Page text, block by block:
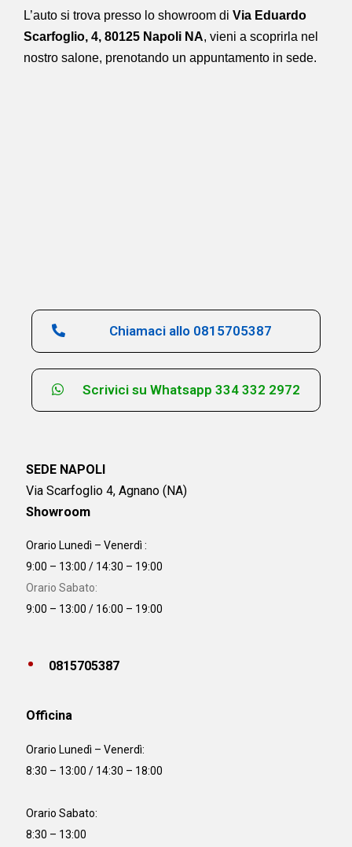
L’auto si trova presso lo showroom di Via Eduardo
Scarfoglio, 4, 80125 Napoli NA, vieni a scoprirla nel
nostro salone, prenotando un appuntamento in sede.
Chiamaci allo 0815705387
Scrivici su Whatsapp 334 332 2972
SEDE NAPOLI
Via Scarfoglio 4, Agnano (NA)
Showroom
Orario Lunedì – Venerdì :
9:00 – 13:00 / 14:30 – 19:00
Orario Sabato:
9:00 – 13:00 / 16:00 – 19:00
0815705387
Officina
Orario Lunedì – Venerdì:
8:30 – 13:00 / 14:30 – 18:00
Orario Sabato:
8:30 – 13:00